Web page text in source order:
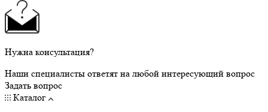
Нужна консультация?
Наши специалисты ответят на любой интересующий вопрос
Задать вопрос
Каталог